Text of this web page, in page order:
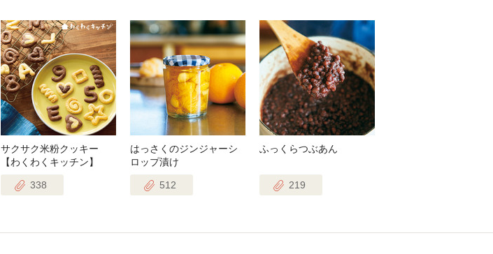
サクサク米粉クッキー
【わくわくキッチン】
338
はっさくのジンジャーシ
ロップ漬け
512
ふっくらつぶあん
219